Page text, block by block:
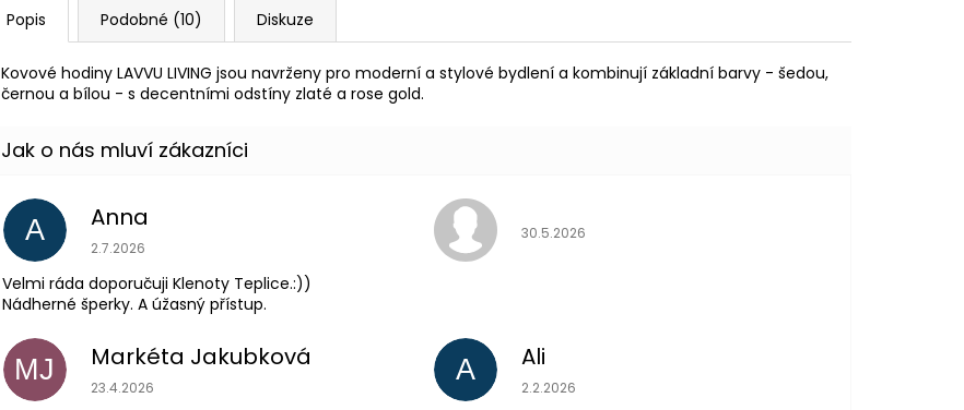
Popis Podobné (10) Diskuze
Kovové hodiny LAVVU LIVING jsou navrženy pro moderní a stylové bydlení a kombinují základní barvy - šedou,
černou a bílou - s decentními odstíny zlaté a rose gold.
A Anna
Hodnocení obchodu je 5 z 5 hvězdiček.
2.7.2026
Velmi ráda doporučuji Klenoty Teplice.:))
Nádherné šperky. A úžasný přístup.
Hodnocení obchodu je 5 z 5 hvězdiček.
30.5.2026
MJ Markéta Jakubková
Hodnocení obchodu je 5 z 5 hvězdiček.
23.4.2026
A Ali
Hodnocení obchodu je 5 z 5 hvězdiček.
2.2.2026